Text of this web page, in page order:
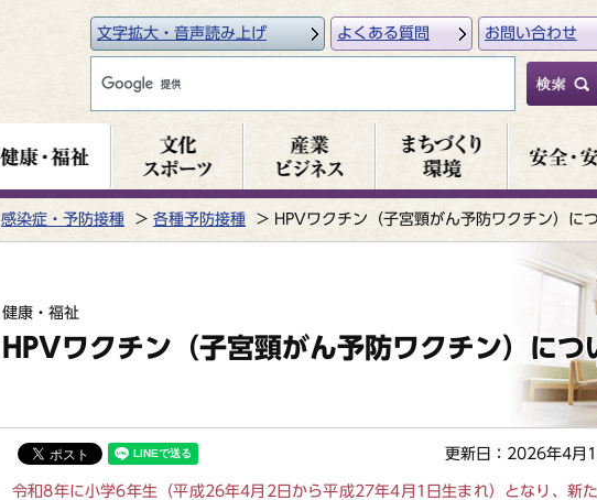
文字拡大・音声読み上げ よくある質問 お問い合わせ
感染症・予防接種 各種予防接種 HPVワクチン（子宮頸がん予防ワクチン）に
健康・福祉
HPVワクチン（子宮頸がん予防ワクチン）につ
更新日：2026年4月1
令和8年に小学6年生（平成26年4月2日から平成27年4月1日生まれ）となり、新